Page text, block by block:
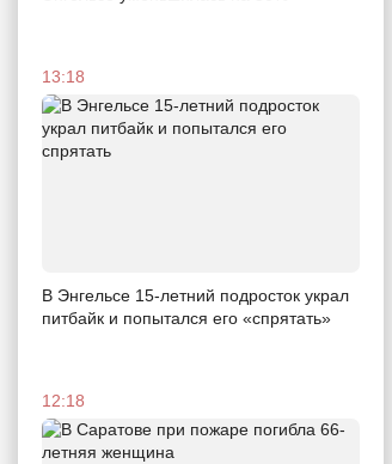
13:18
В Энгельсе 15-летний подросток украл
питбайк и попытался его «спрятать»
12:18